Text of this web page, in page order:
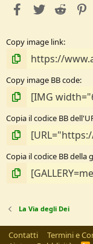
facebookTwitterReddit
Copy image link
Copy image BB code
Copia il codice BB
Copia il codice BB
La Via degli Dei
Contatti Termini e